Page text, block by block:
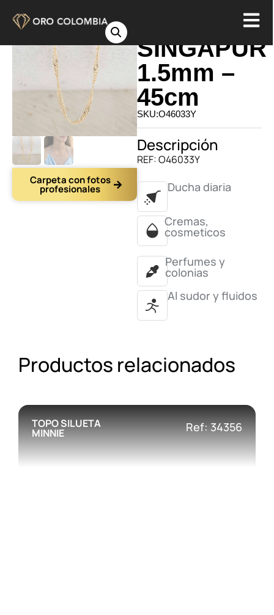
Carpeta con fotos
profesionales
SINGAPUR
1.5mm –
45cm
SKU:O46033Y
Descripción
REF: O46033Y
Ducha diaria
Cremas,
cosmeticos
Perfumes y
colonias
Al sudor y fluidos
Productos relacionados
TOPO SILUETA
MINNIE Ref: 34356